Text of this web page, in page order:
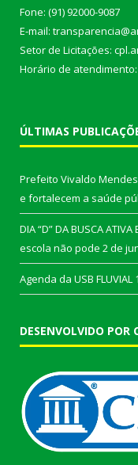
Fone: (91) 92000-9087
E-mail:
Setor de Licitações:
Horário de atendimento:
ÚLTIMAS
Prefeito Vivaldo
e fortalecem a saúde
DIA “D” DA BUSCA
escola não pode 2 de
Agenda da USB FLUVIAL
DESENVOLVIDO POR